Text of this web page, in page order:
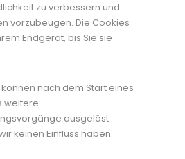
zu verbessern und
vorzubeugen. Die Cookies
Endgerät, bis Sie sie
nach dem Start eines
weitere
ausgelöst
keinen Einfluss haben.